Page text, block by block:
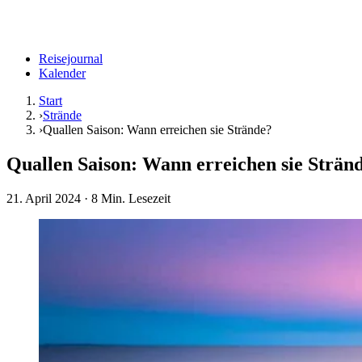
Reisejournal
Kalender
Start
›Strände
›Quallen Saison: Wann erreichen sie Strände?
Quallen Saison: Wann erreichen sie
21. April 2024 · 8 Min. Lesezeit